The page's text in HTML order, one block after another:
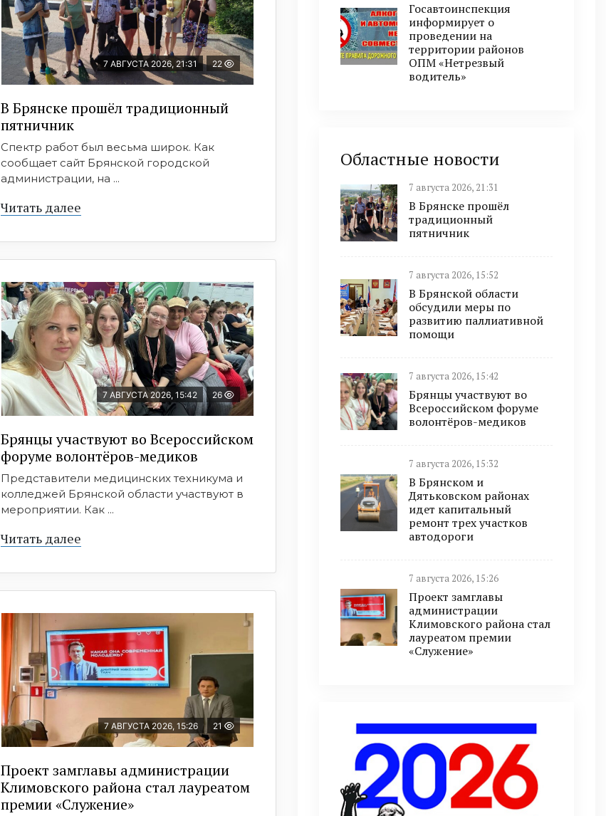
7 АВГУСТА 2026, 21:31 22
В Брянске прошёл традиционный
пятничник
Спектр работ был весьма широк. Как
сообщает сайт Брянской городской
администрации, на ...
Читать далее
7 АВГУСТА 2026, 15:42 26
Брянцы участвуют во Всероссийском
форуме волонтёров-медиков
Представители медицинских техникума и
колледжей Брянской области участвуют в
мероприятии. Как ...
Читать далее
7 АВГУСТА 2026, 15:26 21
Проект замглавы администрации
Климовского района стал лауреатом
премии «Служение»
Госавтоинспекция
информирует о
проведении на
территории районов
ОПМ «Нетрезвый
водитель»
Областные новости
7 августа 2026, 21:31
В Брянске прошёл
традиционный
пятничник
7 августа 2026, 15:52
В Брянской области
обсудили меры по
развитию паллиативной
помощи
7 августа 2026, 15:42
Брянцы участвуют во
Всероссийском форуме
волонтёров-медиков
7 августа 2026, 15:32
В Брянском и
Дятьковском районах
идет капитальный
ремонт трех участков
автодороги
7 августа 2026, 15:26
Проект замглавы
администрации
Климовского района стал
лауреатом премии
«Служение»